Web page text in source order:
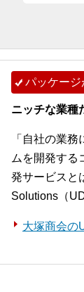
パッケージ
ニッチな業
「自社の業
ムを開発する
発サービスと
Solutions（
大塚商会の